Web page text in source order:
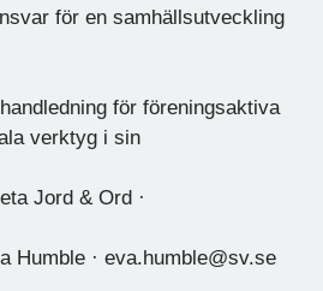
för en samhällsutveckling
för föreningsaktiva
verktyg i sin
Jord & Ord ·
Humble · eva.humble@sv.se